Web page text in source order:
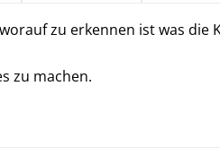
zu erkennen ist was die
zu machen.